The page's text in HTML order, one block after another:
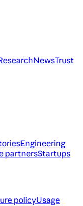
NewsTrust
Engineering
partnersStartups
policyUsage